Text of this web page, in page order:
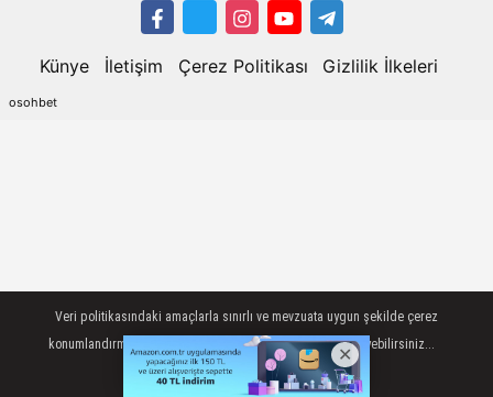
Künye İletişim Çerez Politikası Gizlilik İlkeleri
osohbet
Veri politikasındaki amaçlarla sınırlı ve mevzuata uygun şekilde çerez
konumlandırmaktayız. Detaylar için veri politikamızı inceleyebilirsiniz...
AYRINTILAR
TAMAM